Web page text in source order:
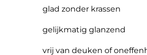
glad zonder krassen
gelijkmatig glanzend
vrij van deuken of